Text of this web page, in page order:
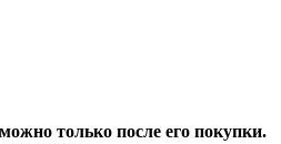
только после его покупки.